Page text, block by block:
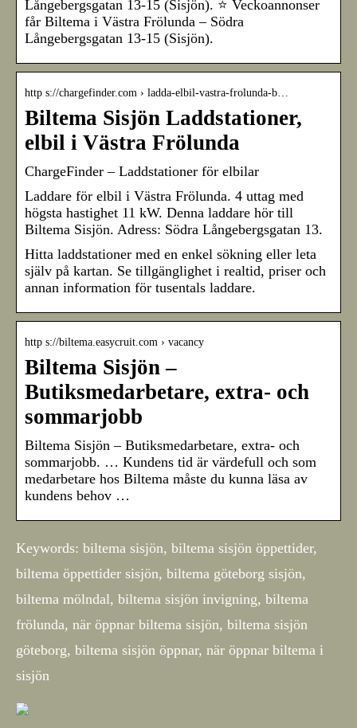
Långebergsgatan 13-15 (Sisjön). ⭐ Veckoannonser
får Biltema i Västra Frölunda – Södra
Långebergsgatan 13-15 (Sisjön).
http s://chargefinder.com › ladda-elbil-vastra-frolunda-b…
Biltema Sisjön Laddstationer,
elbil i Västra Frölunda
ChargeFinder – Laddstationer för elbilar
Laddare för elbil i Västra Frölunda. 4 uttag med
högsta hastighet 11 kW. Denna laddare hör till
Biltema Sisjön. Adress: Södra Långebergsgatan 13.
Hitta laddstationer med en enkel sökning eller leta
själv på kartan. Se tillgänglighet i realtid, priser och
annan information för tusentals laddare.
http s://biltema.easycruit.com › vacancy
Biltema Sisjön –
Butiksmedarbetare, extra- och
sommarjobb
Biltema Sisjön – Butiksmedarbetare, extra- och
sommarjobb. … Kundens tid är värdefull och som
medarbetare hos Biltema måste du kunna läsa av
kundens behov …
Keywords: biltema sisjön, biltema sisjön öppettider,
biltema öppettider sisjön, biltema göteborg sisjön,
biltema mölndal, biltema sisjön invigning, biltema
frölunda, när öppnar biltema sisjön, biltema sisjön
göteborg, biltema sisjön öppnar, när öppnar biltema i
sisjön